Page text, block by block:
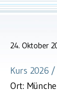
24. Oktober
Kurs 2026 /
Ort: